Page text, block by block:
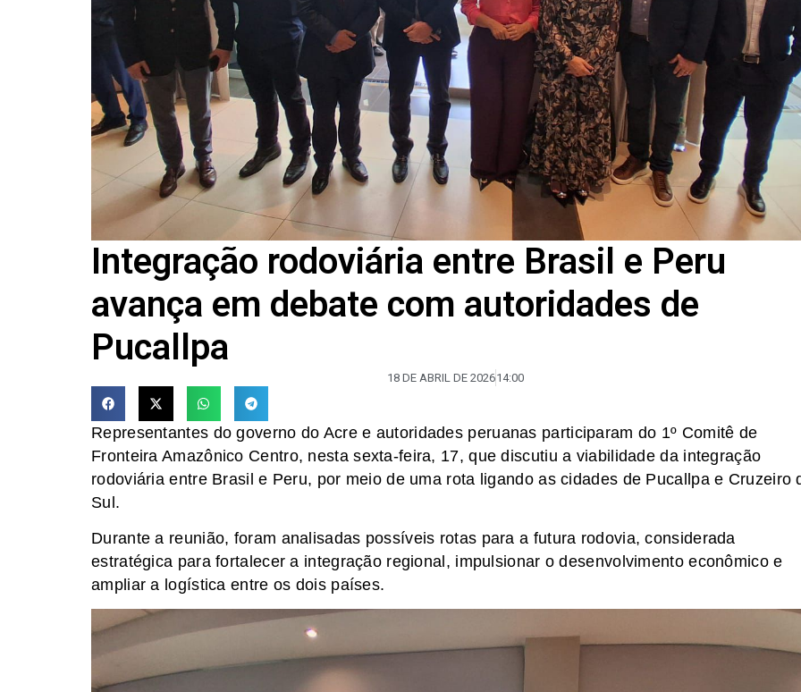
Integração rodoviária entre Brasil e Peru
avança em debate com autoridades de
Pucallpa
18 DE ABRIL DE 202614:00
Representantes do governo do Acre e autoridades peruanas participaram do 1º Comitê de
Fronteira Amazônico Centro, nesta sexta-feira, 17, que discutiu a viabilidade da integração
rodoviária entre Brasil e Peru, por meio de uma rota ligando as cidades de Pucallpa e Cruzeiro
Sul.
Durante a reunião, foram analisadas possíveis rotas para a futura rodovia, considerada
estratégica para fortalecer a integração regional, impulsionar o desenvolvimento econômico e
ampliar a logística entre os dois países.